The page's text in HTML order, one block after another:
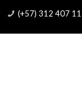
(+57) 312 407